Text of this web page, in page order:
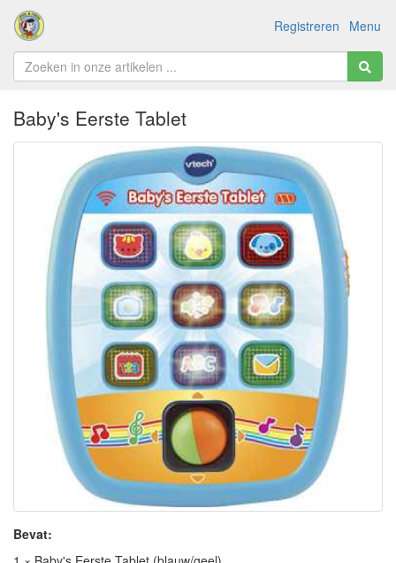
Menu
Registreren
Baby's Eerste Tablet
Bevat: